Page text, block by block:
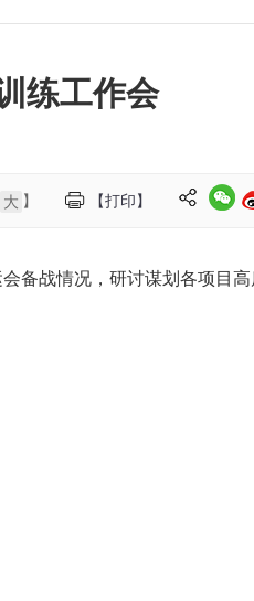
练工作会
【打印】
大 】
备战情况，研讨谋划各项目